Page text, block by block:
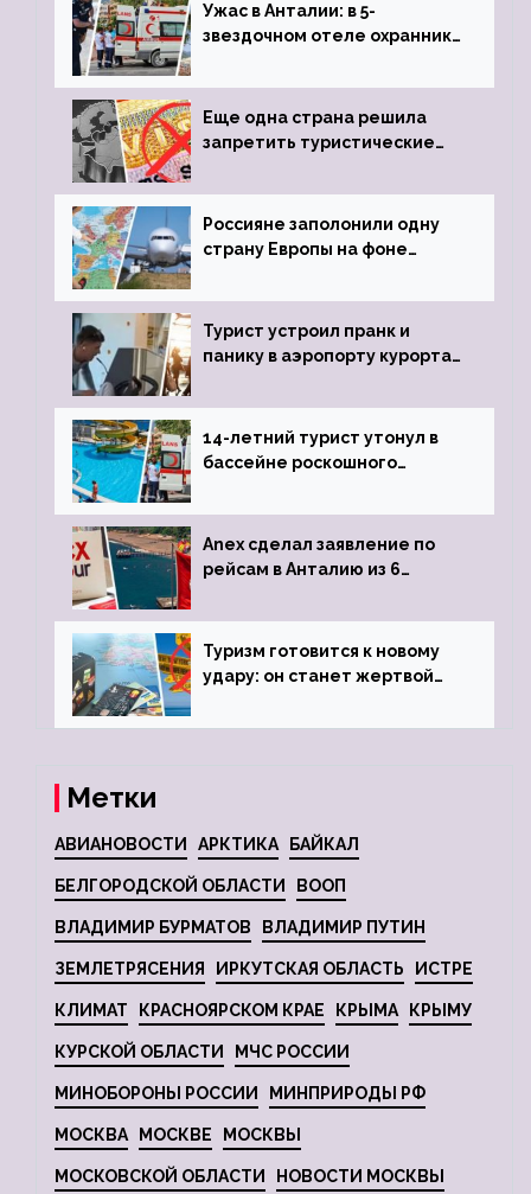
Ужас в Анталии: в 5-
звездочном отеле охранник
пистолета
Еще одна страна решила
запретить туристические
Россияне заполонили одну
страну Европы на фоне
виз
Турист устроил пранк и
панику в аэропорту курорта,
задержке рейса
14-летний турист утонул в
бассейне роскошного
Anex сделал заявление по
рейсам в Анталию из 6
Туризм готовится к новому
удару: он станет жертвой
Метки
АВИАНОВОСТИ АРКТИКА БАЙКАЛ
БЕЛГОРОДСКОЙ ОБЛАСТИ ВООП
ВЛАДИМИР БУРМАТОВ ВЛАДИМИР ПУТИН
ЗЕМЛЕТРЯСЕНИЯ ИРКУТСКАЯ ОБЛАСТЬ ИСТРЕ
КЛИМАТ КРАСНОЯРСКОМ КРАЕ КРЫМА КРЫМУ
КУРСКОЙ ОБЛАСТИ МЧС РОССИИ
МИНОБОРОНЫ РОССИИ МИНПРИРОДЫ РФ
МОСКВА МОСКВЕ МОСКВЫ
МОСКОВСКОЙ ОБЛАСТИ НОВОСТИ МОСКВЫ